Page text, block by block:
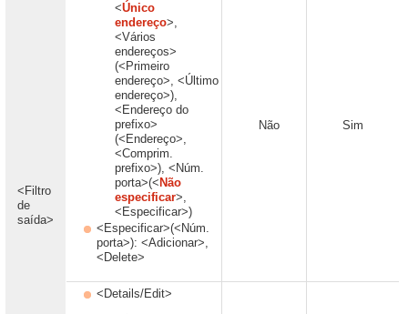
<Filtro
de
saída>
<Único
endereço>,
<Vários
endereços>
(<Primeiro
endereço>, <Último
endereço>),
<Endereço do
prefixo>
(<Endereço>,
<Comprim.
prefixo>), <Núm.
porta>(< Não
especificar>,
<Especificar>)
<Especificar>(<Núm.
porta>): <Adicionar>,
<Delete>
Não Sim
<Details/Edit>